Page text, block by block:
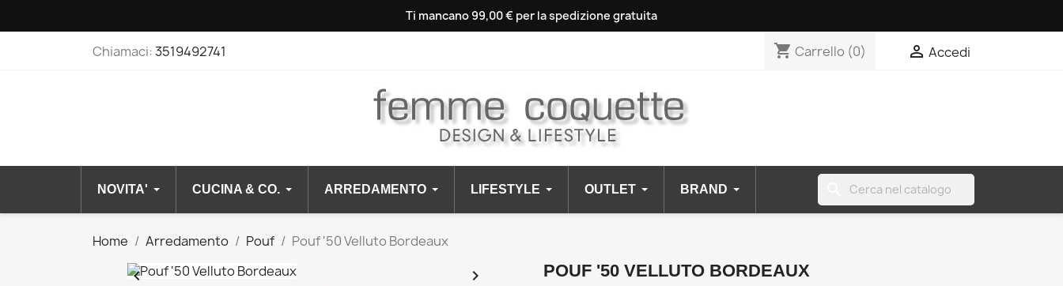
Ti mancano 99,00 € per la spedizione gratuita
Chiamaci:3519492741 shopping_cart Carrello (0)  Accedi
NOVITA' CUCINA & CO. ARREDAMENTO LIFESTYLE OUTLET BRAND
Home Arredamento Pouf Pouf '50 Velluto Bordeaux
  POUF '50 VELLUTO BORDEAUX